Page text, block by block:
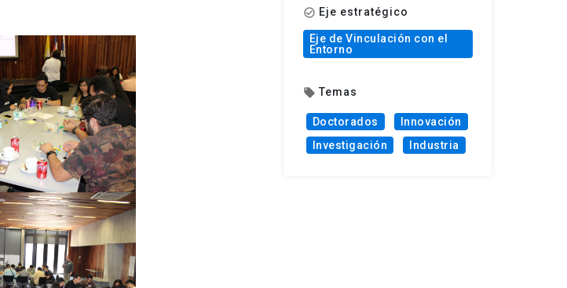
check_circle_outline Eje estratégico
Eje de Vinculación con el
Entorno
local_offer Temas
Doctorados
Innovación
Investigación
Industria